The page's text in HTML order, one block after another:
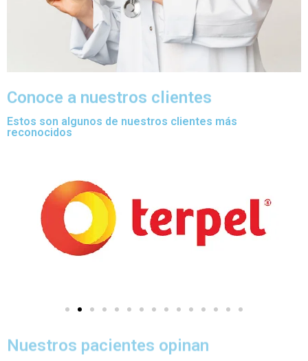
Conoce a nuestros clientes
Estos son algunos de nuestros clientes más
reconocidos
Nuestros pacientes opinan